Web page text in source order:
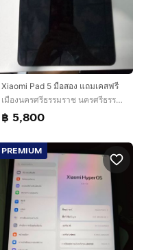
Xiaomi Pad 5 มือสอง แถมเคสฟรี
เมืองนครศรีธรรมราช นครศรีธรรมราช
฿ 5,800
PREMIUM